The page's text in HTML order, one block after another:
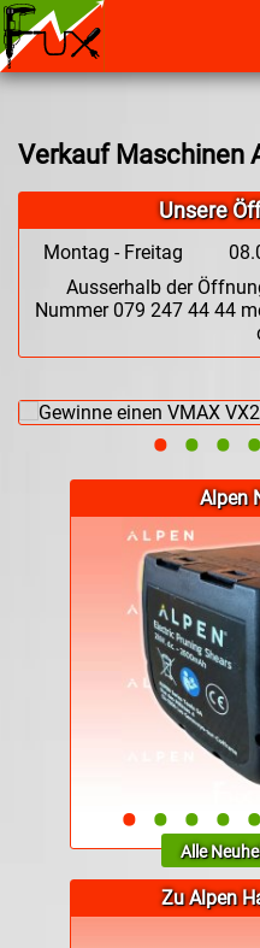
Verkauf Maschinen
Unsere
Montag - Freitag
Ausserhalb der
Nummer 079 247 44 44
•••
Alle
Alpen
• •••
Zu Alpen